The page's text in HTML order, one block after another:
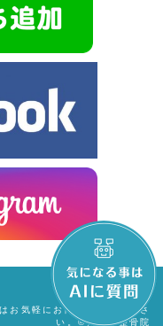
お気軽にお問い合わせくださ
い。 ©アクア整骨院